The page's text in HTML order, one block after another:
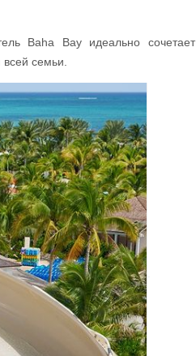
Baha Bay идеально
семьи.